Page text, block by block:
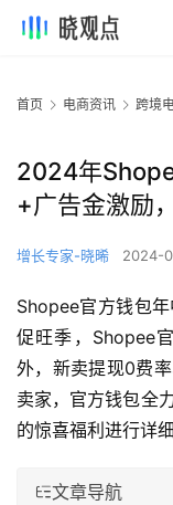
首页 电商资讯 跨境
2024年
+广告金激励
增长专家-晓晞 2024-
Shopee官方钱包
促旺季，Shopee
外，新卖提现0费
卖家，官方钱包全
的惊喜福利进行详细
文章导航